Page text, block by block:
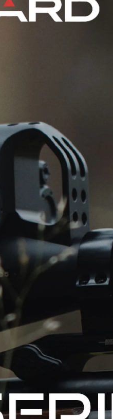
и
за
Очень
Nocpix."